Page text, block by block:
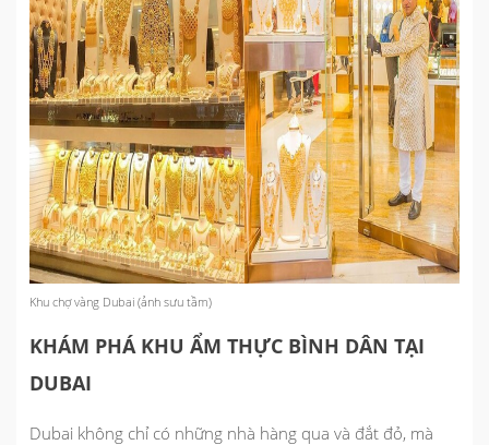
Khu chợ vàng Dubai (ảnh sưu tầm)
KHÁM PHÁ KHU ẨM THỰC BÌNH DÂN TẠI
DUBAI
Dubai không chỉ có những nhà hàng qua và đắt đỏ, mà